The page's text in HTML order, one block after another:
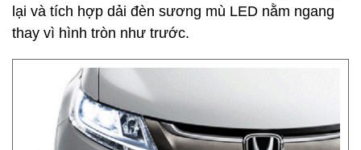
lại và tích hợp dải đèn sương mù LED nằm ngang
thay vì hình tròn như trước.